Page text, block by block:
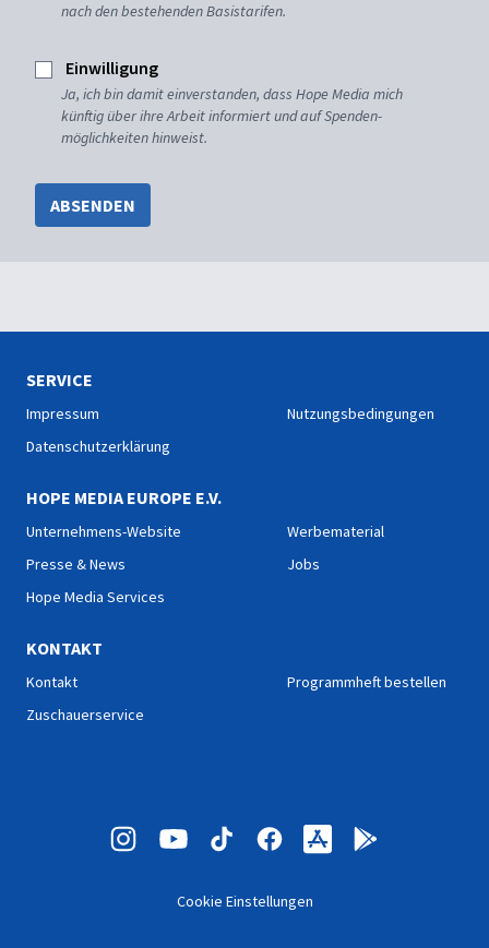
nach den bestehenden Basistarifen.
Einwilligung
Ja, ich bin damit einverstanden, dass Hope Media mich
künftig über ihre Arbeit informiert und auf Spenden-
möglichkeiten hinweist.
ABSENDEN
SERVICE
Impressum
Datenschutzerklärung
Nutzungsbedingungen
HOPE MEDIA EUROPE E.V.
Unternehmens-Website
Presse & News
Hope Media Services
Werbematerial
Jobs
KONTAKT
Kontakt
Zuschauerservice
Programmheft bestellen
Cookie Einstellungen